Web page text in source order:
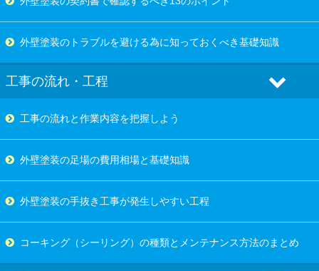
外壁塗装のトラブルを避ける為に知っておくべき基礎知識
工事の流れ・工程
工事の流れと作業内容を把握しよう
外壁塗装の足場の費用相場と基礎知識
外壁塗装の手抜き工事が発生しやすい工程
コーキング（シーリング）の種類とメンテナンス方法のまとめ